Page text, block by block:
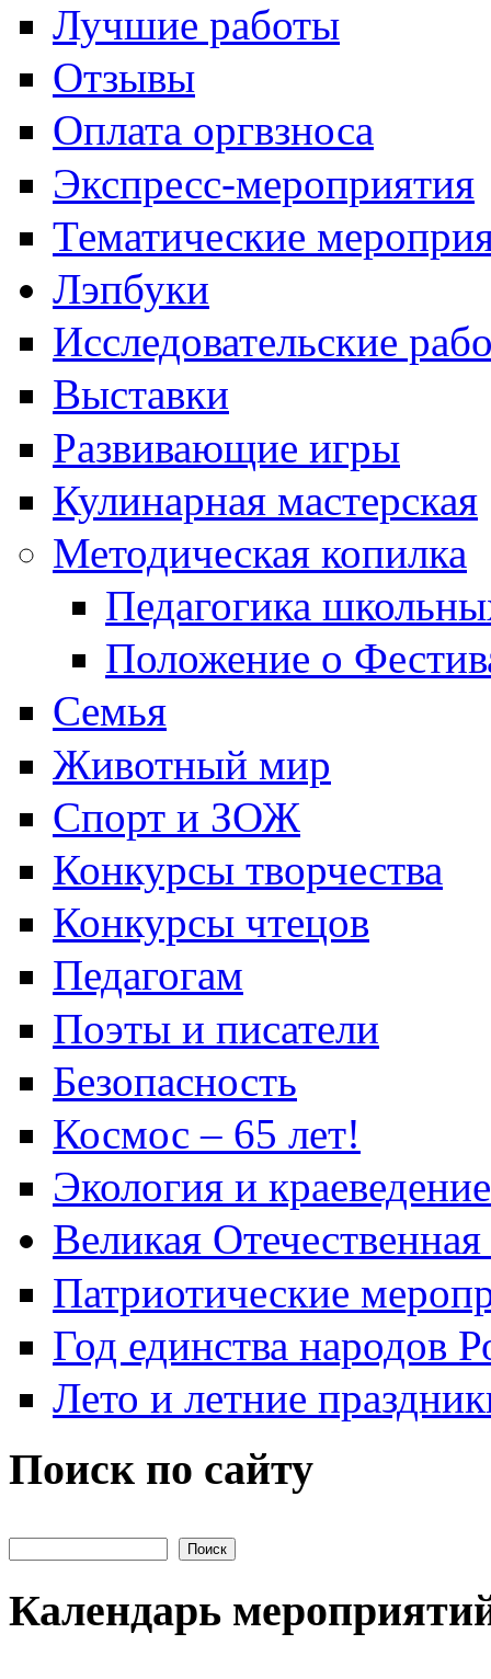
Лучшие работы
Отзывы
Оплата оргвзноса
Экспресс-мероприятия
Тематические
Лэпбуки
Исследовательские
Выставки
Развивающие игры
Кулинарная мастерская
Методическая копилка
Педагогика
Положение о
Семья
Животный мир
Спорт и ЗОЖ
Конкурсы творчества
Конкурсы чтецов
Педагогам
Поэты и писатели
Безопасность
Космос – 65 лет!
Экология и краеведение
Великая
Патриотические
Год единства народов
Лето и летние
Поиск по сайту
Календарь